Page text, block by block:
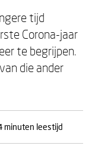
tijd
Corona-jaar
te begrijpen.
die ander
minuten leestijd